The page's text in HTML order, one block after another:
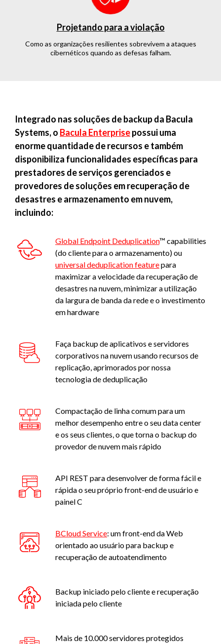
Projetando para a violação
Como as organizações resilientes sobrevivem a ataques
cibernéticos quando as defesas falham.
Integrado nas soluções de backup da Bacula
Systems, o Bacula Enterprisepossui uma
enorme quantidade de recursos e também
disponibiliza funcionalidades específicas para
prestadores de serviços gerenciados e
provedores de soluções em recuperação de
desastres e armazenamento em nuvem,
incluindo:
Global Endpoint Deduplication™ capabilities
(do cliente para o armazenamento) ou
universal deduplication featurepara
maximizar a velocidade da recuperação de
desastres na nuvem, minimizar a utilização
da largura de banda da rede e o investimento
em hardware
Faça backup de aplicativos e servidores
corporativos na nuvem usando recursos de
replicação, aprimorados por nossa
tecnologia de deduplicação
Compactação de linha comum para um
melhor desempenho entre o seu data center
e os seus clientes, o que torna o backup do
provedor de nuvem mais rápido
API REST para desenvolver de forma fácil e
rápida o seu próprio front-end de usuário e
painel C
BCloud Service: um front-end da Web
orientado ao usuário para backup e
recuperação de autoatendimento
Backup iniciado pelo cliente e recuperação
iniciada pelo cliente
Mais de 10.000 servidores protegidos